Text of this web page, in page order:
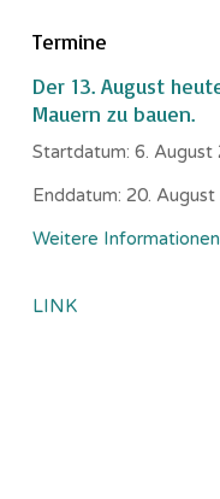
Termine
Der 13. August
Mauern zu bauen.
Startdatum: 6. August
Enddatum: 20.
Weitere Informationen
LINK